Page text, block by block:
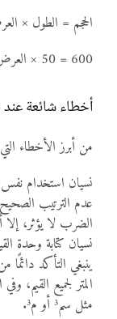
الحجم = الطول × العرض ×
600 = 50 × العرض → العرض = 600 / 50 = 12 سم
أخطاء شائعة
من أبرز الأخطاء
نسيان استخدام نفس
عدم الترتيب
الضرب لا يؤثر،
نسيان كتابة وحدة
ينبغي التأكد
المتر لجميع القيم،
مثل سم³ أو م³.